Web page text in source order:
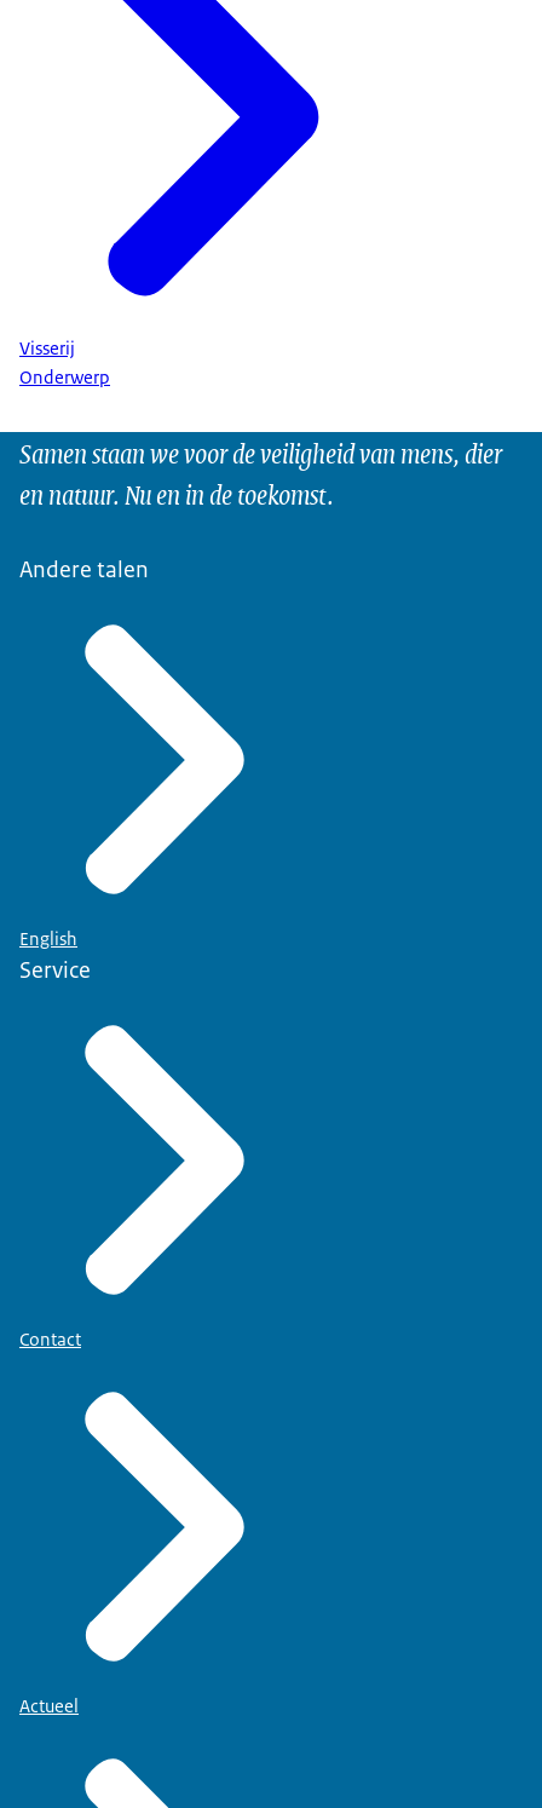
Visserij
Onderwerp
Samen staan we voor de veiligheid van mens, dier
en natuur. Nu en in de toekomst.
Andere talen
English
Service
Contact
Actueel